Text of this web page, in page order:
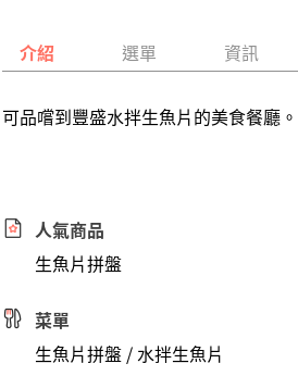
介紹 選單 資訊
可品嚐到豐盛水拌生魚片的美食餐廳
人氣商品
生魚片拼盤
菜單
生魚片拼盤 / 水拌生魚片